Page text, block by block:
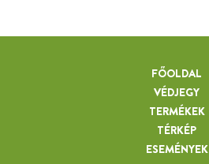
FŐOLDAL
VÉDJEGY
TERMÉKEK
TÉRKÉP
ESEMÉNYEK